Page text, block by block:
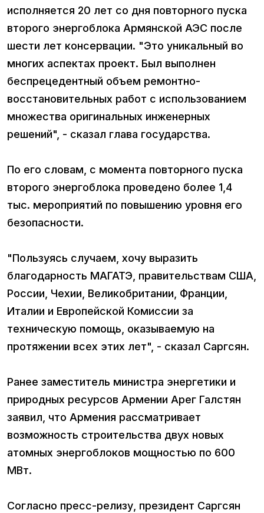
исполняется 20 лет со дня повторного пуска
второго энергоблока Армянской АЭС после
шести лет консервации. "Это уникальный во
многих аспектах проект. Был выполнен
беспрецедентный объем ремонтно-
восстановительных работ с использованием
множества оригинальных инженерных
решений", - сказал глава государства.
По его словам, с момента повторного пуска
второго энергоблока проведено более 1,4
тыс. мероприятий по повышению уровня его
безопасности.
"Пользуясь случаем, хочу выразить
благодарность МАГАТЭ, правительствам США,
России, Чехии, Великобритании, Франции,
Италии и Европейской Комиссии за
техническую помощь, оказываемую на
протяжении всех этих лет", - сказал Саргсян.
Ранее заместитель министра энергетики и
природных ресурсов Армении Арег Галстян
заявил, что Армения рассматривает
возможность строительства двух новых
атомных энергоблоков мощностью по 600
МВт.
Согласно пресс-релизу, президент Саргсян